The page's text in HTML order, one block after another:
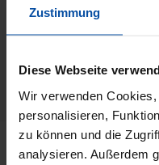
Zustimmung
Diese Webseite
Wir verwenden
personalisieren,
zu können und die
analysieren. Außerdem
GTIN/EAN:
4048924638738
Ellen Wille
Herstellernummer:
53973
Beschreibung